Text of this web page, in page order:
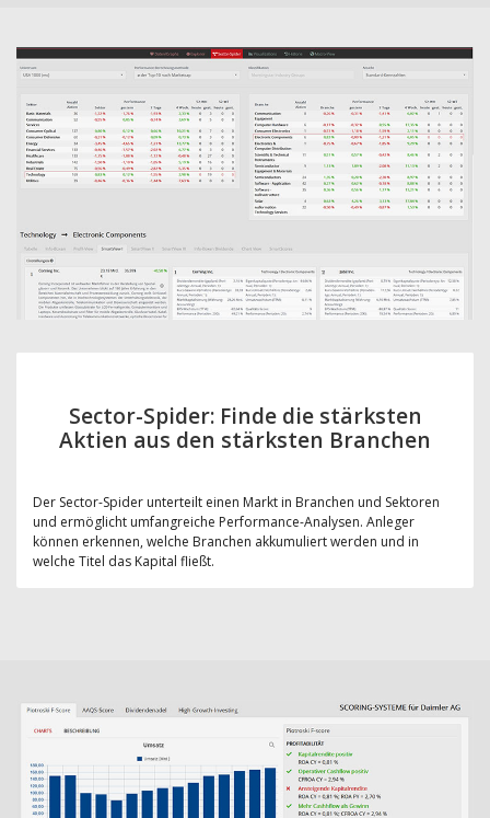
Sector-Spider: Finde die stärksten
Aktien aus den stärksten Branchen
Der Sector-Spider unterteilt einen Markt in Branchen und Sektoren
und ermöglicht umfangreiche Performance-Analysen. Anleger
können erkennen, welche Branchen akkumuliert werden und in
welche Titel das Kapital fließt.